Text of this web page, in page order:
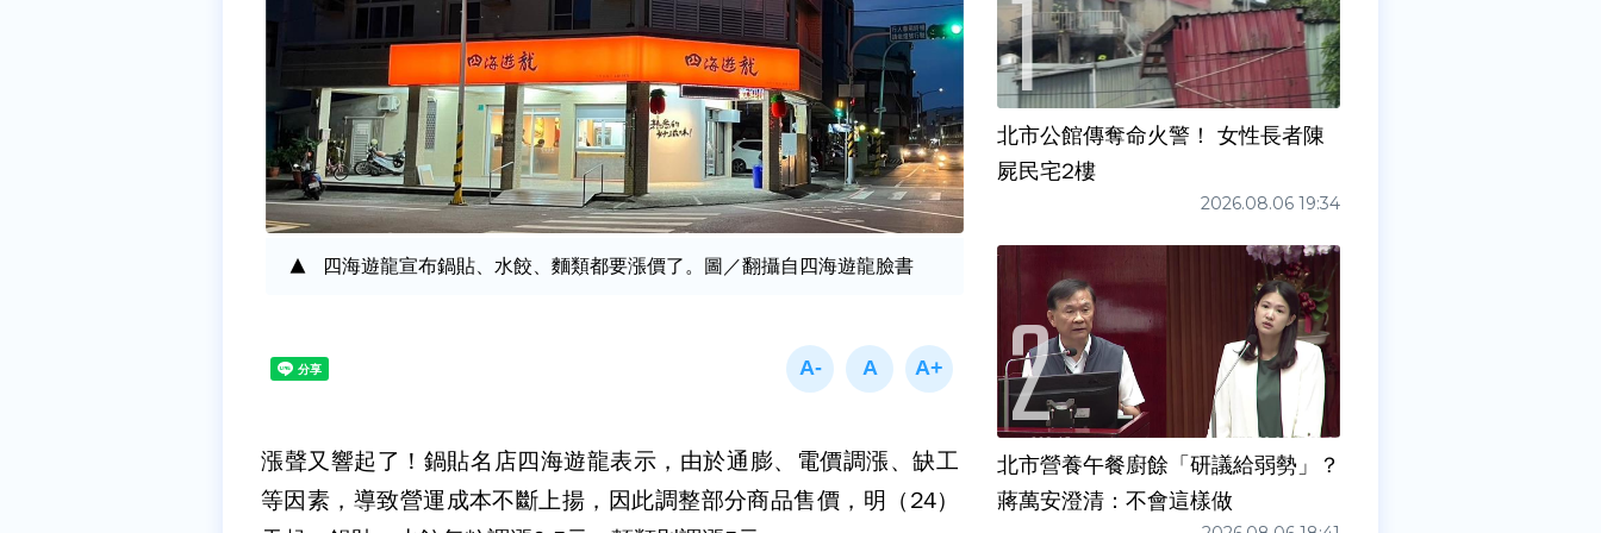
四海遊龍宣布鍋貼、水餃、麵類都要漲價了。圖／翻攝自四海遊龍臉書
漲聲又響起了！鍋貼名店四海遊龍表示，由於通膨、電價調漲、缺工
等因素，導致營運成本不斷上揚，因此調整部分商品售價，明（24）
北市公館傳奪命火警！ 女性長者陳
屍民宅2樓
2026.08.06 19:34
北市營養午餐廚餘「研議給弱勢」？
蔣萬安澄清：不會這樣做